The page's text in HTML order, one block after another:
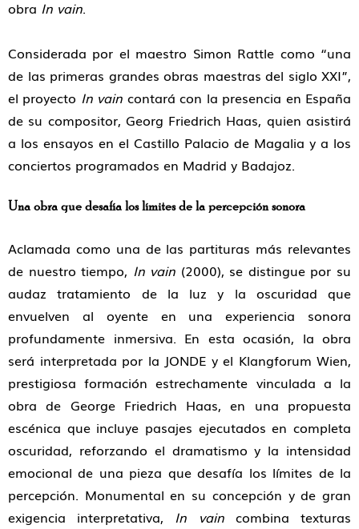
obra In vain.
Considerada por el maestro Simon Rattle como “una
de las primeras grandes obras maestras del siglo XXI”,
el proyecto In vain contará con la presencia en España
de su compositor, Georg Friedrich Haas, quien asistirá
a los ensayos en el Castillo Palacio de Magalia y a los
conciertos programados en Madrid y Badajoz.
Una obra que desafía los límites de la percepción sonora
Aclamada como una de las partituras más relevantes
de nuestro tiempo, In vain (2000), se distingue por su
audaz tratamiento de la luz y la oscuridad que
envuelven al oyente en una experiencia sonora
profundamente inmersiva. En esta ocasión, la obra
será interpretada por la JONDE y el Klangforum Wien,
prestigiosa formación estrechamente vinculada a la
obra de George Friedrich Haas, en una propuesta
escénica que incluye pasajes ejecutados en completa
oscuridad, reforzando el dramatismo y la intensidad
emocional de una pieza que desafía los límites de la
percepción. Monumental en su concepción y de gran
exigencia interpretativa, In vaincombina texturas